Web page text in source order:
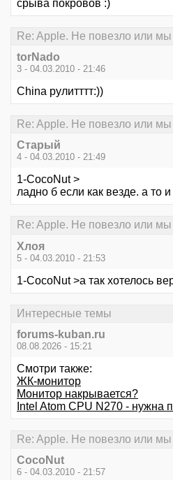
срыва покровов :)
Re: Apple. Не повезло или
torNado
3 - 04.03.2010 - 21:46
China рулитттт:))
Re: Apple. Не повезло или
Старый
4 - 04.03.2010 - 21:49
1-CocoNut >
ладно б если как везде. а то
Re: Apple. Не повезло или
Хлоя
5 - 04.03.2010 - 21:53
1-CocoNut >а так хотелось
Интересные темы
forums-kuban.ru
08.08.2026 - 15:21
Смотри также:
ЖК-монитор
Монитор накрывается?
Intel Atom CPU N270 - нужна
Re: Apple. Не повезло или
CocoNut
6 - 04.03.2010 - 21:57